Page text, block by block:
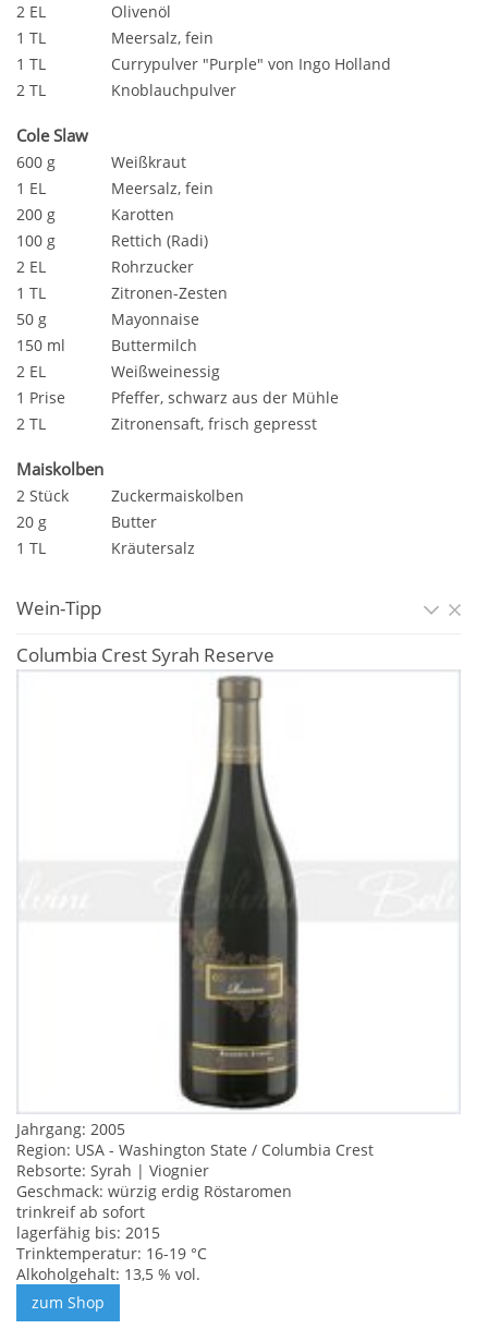
2 EL
Olivenöl
1 TL
Meersalz, fein
1 TL
Currypulver "Purple" von Ingo Holland
2 TL
Knoblauchpulver
Cole Slaw
600 g
Weißkraut
1 EL
Meersalz, fein
200 g
Karotten
100 g
Rettich (Radi)
2 EL
Rohrzucker
1 TL
Zitronen-Zesten
50 g
Mayonnaise
150 ml
Buttermilch
2 EL
Weißweinessig
1 Prise
Pfeffer, schwarz aus der Mühle
2 TL
Zitronensaft, frisch gepresst
Maiskolben
2 Stück
Zuckermaiskolben
20 g
Butter
1 TL
Kräutersalz
Wein-Tipp
Columbia Crest Syrah Reserve
Jahrgang: 2005
Region: USA - Washington State / Columbia Crest
Rebsorte: Syrah | Viognier
Geschmack: würzig erdig Röstaromen
trinkreif ab sofort
lagerfähig bis: 2015
Trinktemperatur: 16-19 °C
Alkoholgehalt: 13,5 % vol.